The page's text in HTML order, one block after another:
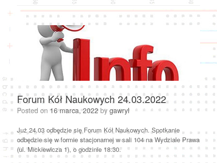
Forum Kół Naukowych 24.03.2022
Posted on 16 marca, 2022 by gawryl
Już 24.03 odbędzie się Forum Kół Naukowych. Spotkanie
odbędzie się w formie stacjonarnej w sali 104 na Wydziale Prawa
(ul. Mickiewicza 1), o godzinie 18:30.